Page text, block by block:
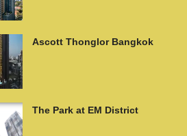
Ascott Thonglor Bangkok
The Park at EM District